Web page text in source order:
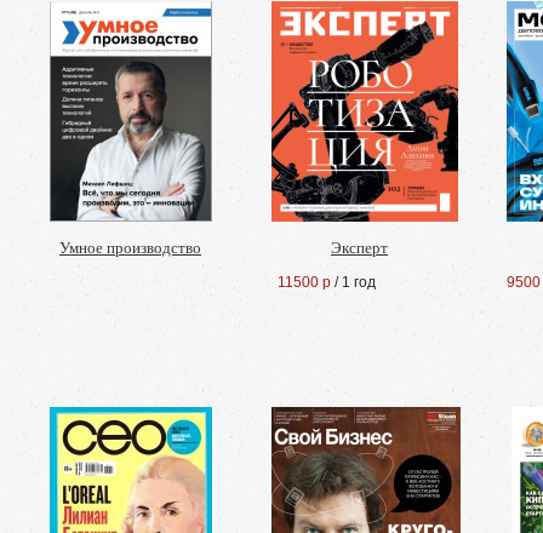
Умное производство Эксперт
11500 р / 1 год 9500